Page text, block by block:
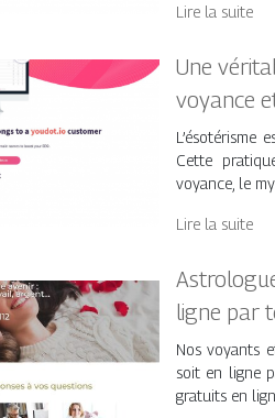
Lire la suite
Une
voyance
L’ésotérisme
Cette
voyance, le
Lire la suite
ligne par
Nos voyants
soit en ligne
gratuits en